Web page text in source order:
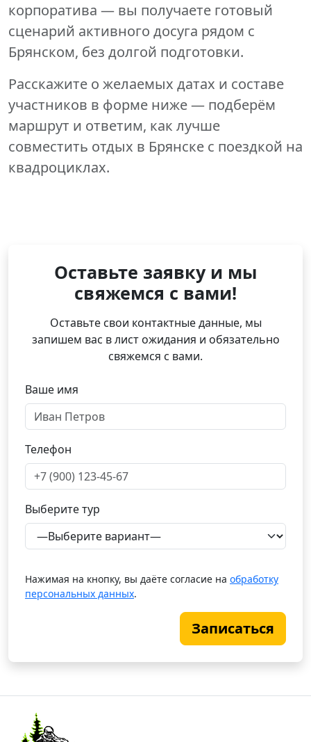
корпоратива — вы получаете готовый
сценарий активного досуга рядом с
Брянском, без долгой подготовки.
Расскажите о желаемых датах и составе
участников в форме ниже — подберём
маршрут и ответим, как лучше
совместить отдых в Брянске с поездкой на
квадроциклах.
Оставьте заявку и мы
свяжемся с вами!
Оставьте свои контактные данные, мы
запишем вас в лист ожидания и обязательно
свяжемся с вами.
Ваше имя
Телефон
Выберите тур
Нажимая на кнопку, вы даёте согласие на обработку
персональных данных.